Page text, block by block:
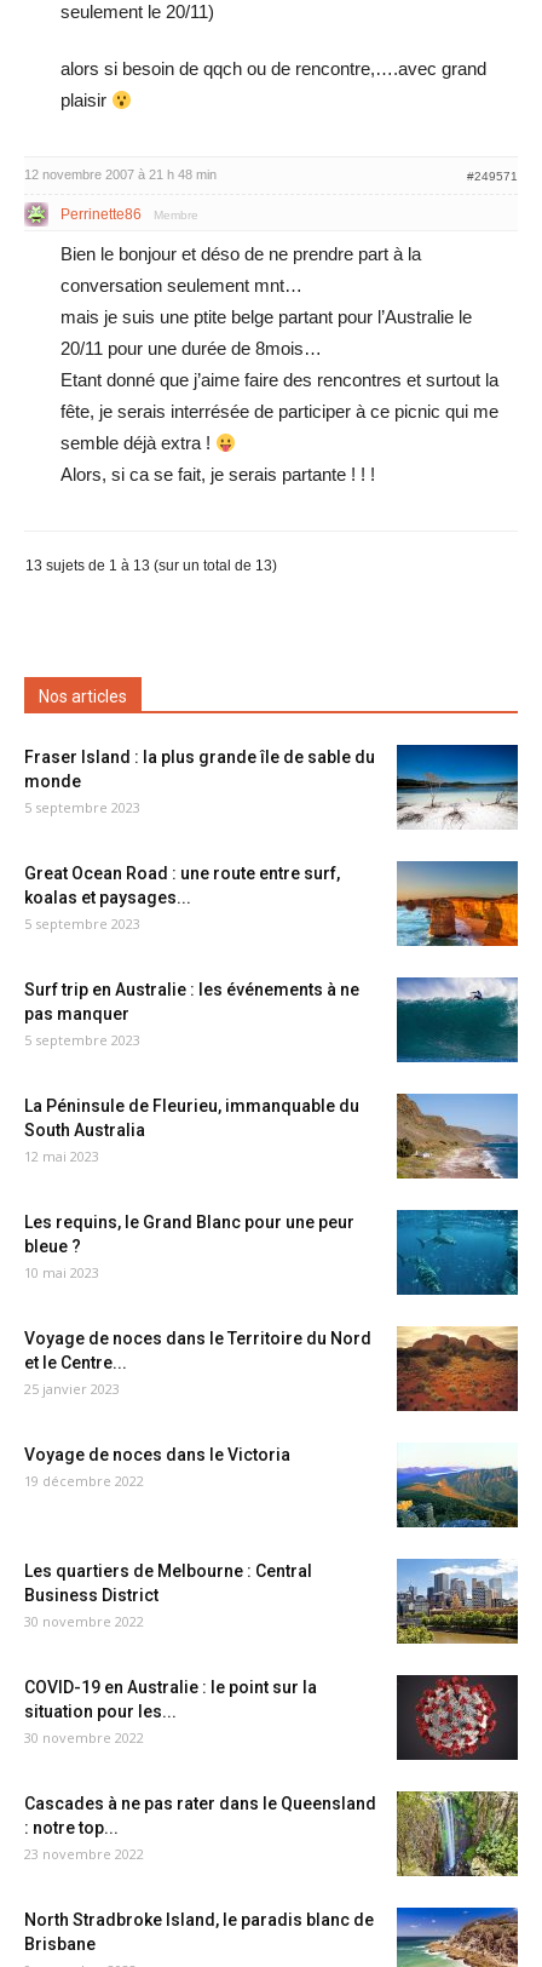
seulement le 20/11)
alors si besoin de qqch ou de rencontre,….avec grand
plaisir
12 novembre 2007 à 21 h 48 min #249571
Perrinette86 Membre
Bien le bonjour et déso de ne prendre part à la
conversation seulement mnt…
mais je suis une ptite belge partant pour l’Australie le
20/11 pour une durée de 8mois…
Etant donné que j’aime faire des rencontres et surtout la
fête, je serais interrésée de participer à ce picnic qui me
semble déjà extra !
Alors, si ca se fait, je serais partante ! ! !
13 sujets de 1 à 13 (sur un total de 13)
Nos articles
Fraser Island : la plus grande île de sable du
monde
5 septembre 2023
Great Ocean Road : une route entre surf,
koalas et paysages...
5 septembre 2023
Surf trip en Australie : les événements à ne
pas manquer
5 septembre 2023
La Péninsule de Fleurieu, immanquable du
South Australia
12 mai 2023
Les requins, le Grand Blanc pour une peur
bleue ?
10 mai 2023
Voyage de noces dans le Territoire du Nord
et le Centre...
25 janvier 2023
Voyage de noces dans le Victoria
19 décembre 2022
Les quartiers de Melbourne : Central
Business District
30 novembre 2022
COVID-19 en Australie : le point sur la
situation pour les...
30 novembre 2022
Cascades à ne pas rater dans le Queensland
: notre top...
23 novembre 2022
North Stradbroke Island, le paradis blanc de
Brisbane